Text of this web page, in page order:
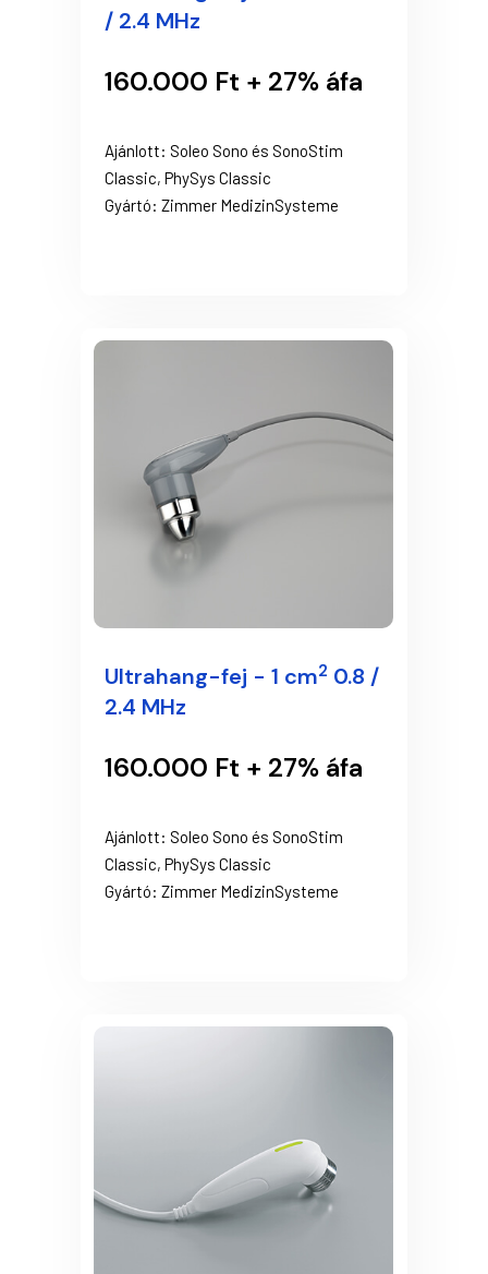
/ 2.4 MHz
160.000 Ft + 27% áfa
Ajánlott: Soleo Sono és SonoStim
Classic, PhySys Classic
Gyártó: Zimmer MedizinSysteme
Ultrahang-fej - 1 cm2 0.8 /
2.4 MHz
160.000 Ft + 27% áfa
Ajánlott: Soleo Sono és SonoStim
Classic, PhySys Classic
Gyártó: Zimmer MedizinSysteme